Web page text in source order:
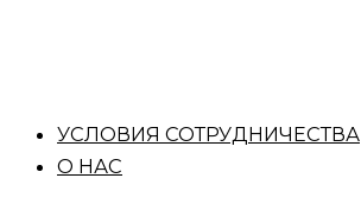
УСЛОВИЯ СОТРУДНИЧЕСТВА
О НАС